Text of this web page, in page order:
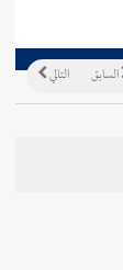
التالي السابق